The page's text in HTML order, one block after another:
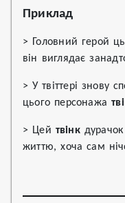
Приклад
> Головний герой
він виглядає
> У твіттері знову
цього персонажа
> Цей твінкдурачок
життю, хоча сам